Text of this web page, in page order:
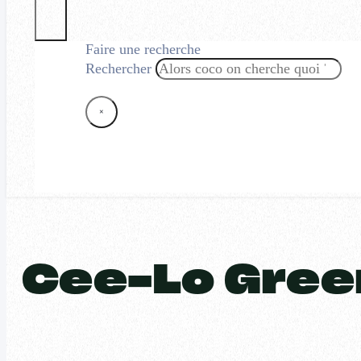
Faire une recherche
Rechercher
×
Cee-Lo